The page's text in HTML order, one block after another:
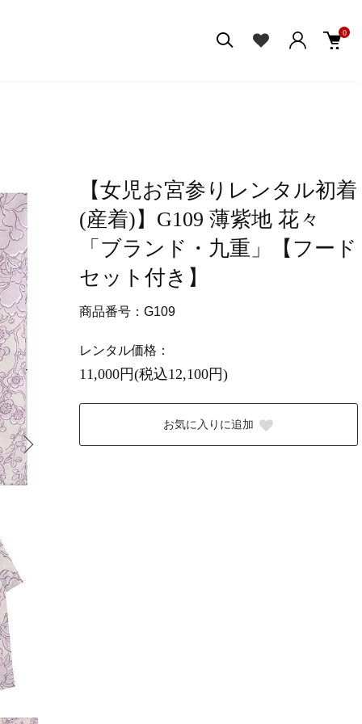
0
【女児お宮参りレンタル初着
(産着)】G109 薄紫地 花々
「ブランド・九重」【フード
セット付き】
商品番号：G109
レンタル価格：
11,000円(税込12,100円)
お気に入りに追加